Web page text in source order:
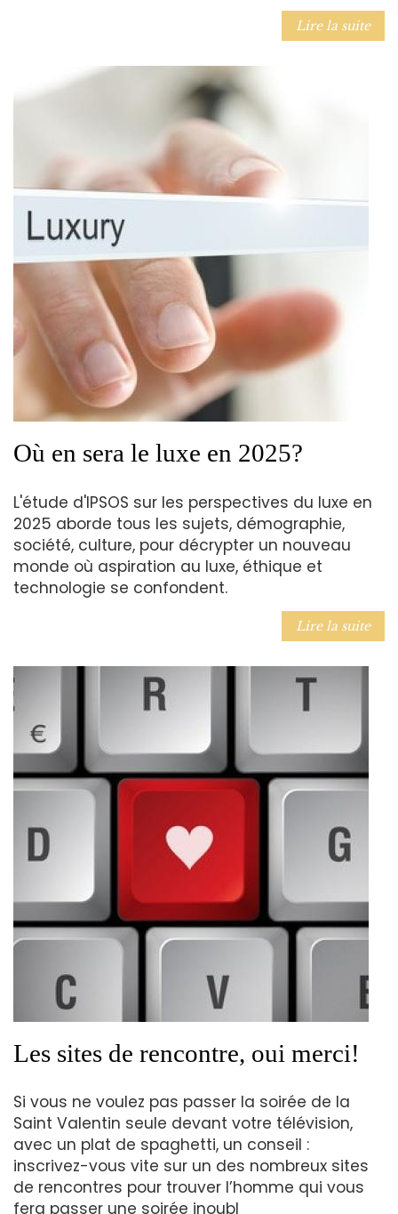
Lire la suite
Où en sera le luxe en 2025?
L'étude d'IPSOS sur les perspectives du luxe en
2025 aborde tous les sujets, démographie,
société, culture, pour décrypter un nouveau
monde où aspiration au luxe, éthique et
technologie se confondent.
Lire la suite
Les sites de rencontre, oui merci!
Si vous ne voulez pas passer la soirée de la
Saint Valentin seule devant votre télévision,
avec un plat de spaghetti, un conseil :
inscrivez-vous vite sur un des nombreux sites
de rencontres pour trouver l’homme qui vous
fera passer une soirée inoubl